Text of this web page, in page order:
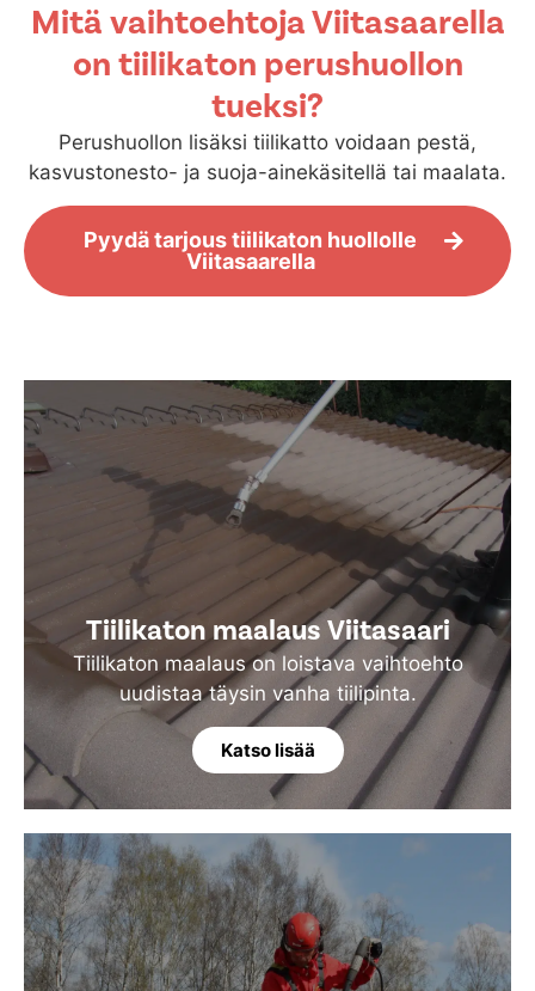
Mitä vaihtoehtoja Viitasaarella
on tiilikaton perushuollon
tueksi?
Perushuollon lisäksi tiilikatto voidaan pestä,
kasvustonesto- ja suoja-ainekäsitellä tai maalata.
Pyydä tarjous tiilikaton huollolle
Viitasaarella
Tiilikaton maalaus Viitasaari
Tiilikaton maalaus on loistava vaihtoehto
uudistaa täysin vanha tiilipinta.
Katso lisää